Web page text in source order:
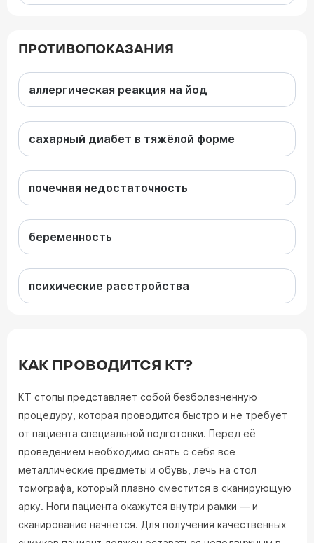
ПРОТИВОПОКАЗАНИЯ
аллергическая реакция на йод
сахарный диабет в тяжёлой форме
почечная недостаточность
беременность
психические расстройства
КАК ПРОВОДИТСЯ КТ?
КТ стопы представляет собой безболезненную
процедуру, которая проводится быстро и не требует
от пациента специальной подготовки. Перед её
проведением необходимо снять с себя все
металлические предметы и обувь, лечь на стол
томографа, который плавно сместится в сканирующую
арку. Ноги пациента окажутся внутри рамки — и
сканирование начнётся. Для получения качественных